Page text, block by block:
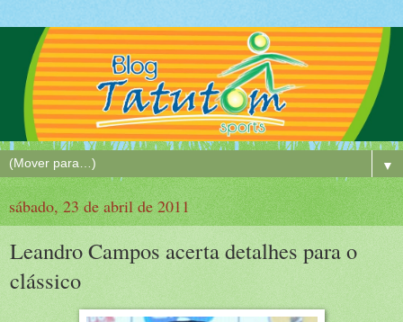
▼
sábado, 23 de abril de 2011
Leandro Campos acerta detalhes para o
clássico